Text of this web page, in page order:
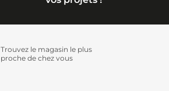
Trouvez le magasin le plus
proche de chez vous